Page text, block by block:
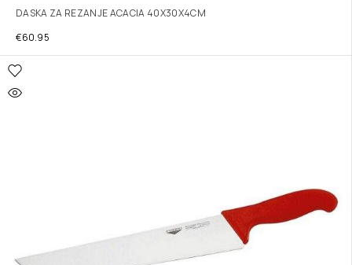
DASKA ZA REZANJE ACACIA 40X30X4CM
€60.95